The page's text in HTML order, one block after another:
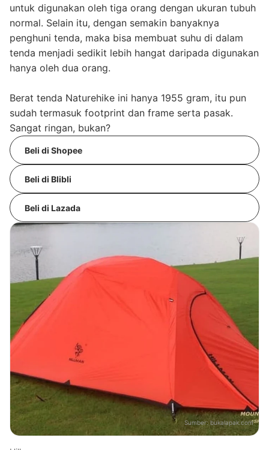
untuk digunakan oleh tiga orang dengan ukuran tubuh
normal. Selain itu, dengan semakin banyaknya
penghuni tenda, maka bisa membuat suhu di dalam
tenda menjadi sedikit lebih hangat daripada digunakan
hanya oleh dua orang.
Berat tenda Naturehike ini hanya 1955 gram, itu pun
sudah termasuk footprint dan frame serta pasak.
Sangat ringan, bukan?
Beli di Shopee
Beli di Blibli
Beli di Lazada
Sumber: bukalapak.com